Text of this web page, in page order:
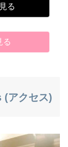
る
る
(アクセス)